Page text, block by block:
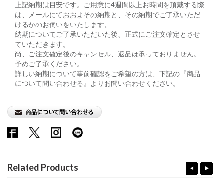
上記納期は目安です。ご用意に4週間以上お時間を頂戴する際
は、メールにておおよその納期と、その納期でご了承いただ
けるかのお伺いをいたします。
納期についてご了承いただいた後、正式にご注文確定とさせ
ていただきます。
尚、ご注文確定後のキャンセル、返品は承っておりません。
予めご了承ください。
詳しい納期について事前確認をご希望の方は、下記の『商品
について問い合わせる』よりお問い合わせください。
Related Products